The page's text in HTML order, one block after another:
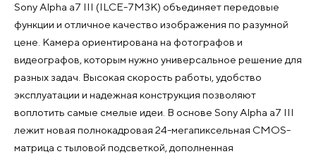
Sony Alpha a7 III (ILCE-7M3K) объединяет передовые
функции и отличное качество изображения по разумной
цене. Камера ориентирована на фотографов и
видеографов, которым нужно универсальное решение для
разных задач. Высокая скорость работы, удобство
эксплуатации и надежная конструкция позволяют
воплотить самые смелые идеи. В основе Sony Alpha a7 III
лежит новая полнокадровая 24-мегапиксельная CMOS-
матрица с тыловой подсветкой, дополненная